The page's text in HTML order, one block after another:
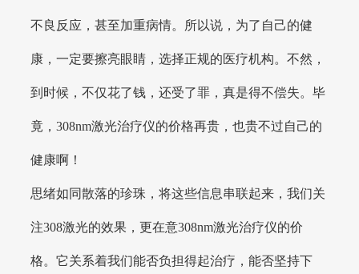
不良反应，甚至加重病情。所以说，为了自己的健
康，一定要擦亮眼睛，选择正规的医疗机构。不然，
到时候，不仅花了钱，还受了罪，真是得不偿失。毕
竟，308nm激光治疗仪的价格再贵，也贵不过自己的
健康啊！
思绪如同散落的珍珠，将这些信息串联起来，我们关
注308激光的效果，更在意308nm激光治疗仪的价
格。它关系着我们能否负担得起治疗，能否坚持下